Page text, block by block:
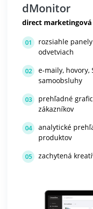
dMonitor
direct
01
rozsiahle
odvetviach
02
e-maily, hovory,
samoobsluhy
03
prehľadné
zákazníkov
04
analytické
produktov
05 zachytená